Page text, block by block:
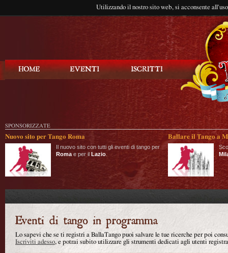
Utilizzando il nostro sito web, si acconsente
SPONSORIZZATE
Nuovo sito per Tango Roma
Il nuovo sito con tutti gli eventi di tango per
Roma e per il Lazio
Ballare il Tango a
Lo sapevi che se ti registri a BallaTango puoi salvare le tue ricerche per poi
Iscriviti adesso, e potrai subito utilizzare gli strumenti dedicati agli utenti